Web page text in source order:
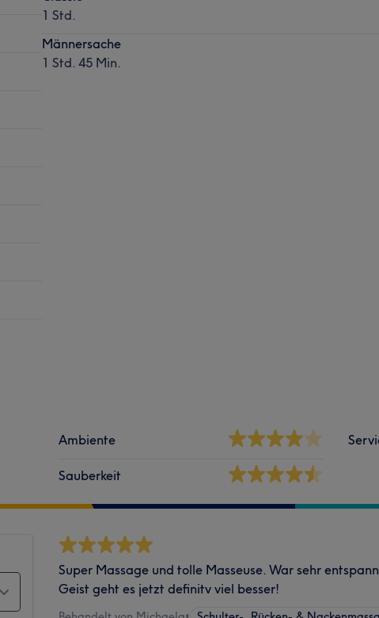
1 Std.
Männersache
1 Std. 45 Min.
Ambiente
Sauberkeit
Super Massage und tolle Masseuse. War sehr
Geist geht es jetzt definitv viel besser!